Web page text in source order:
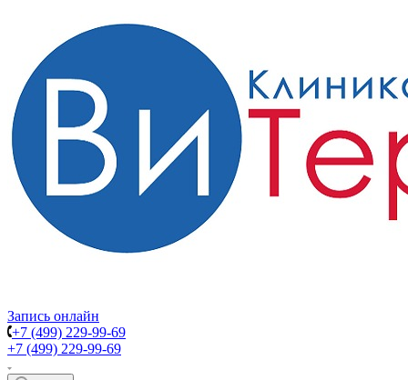
Запись онлайн
+7 (499) 229-99-69
+7 (499) 229-99-69